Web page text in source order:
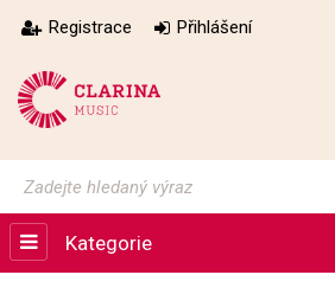
Registrace Přihlášení
Kategorie